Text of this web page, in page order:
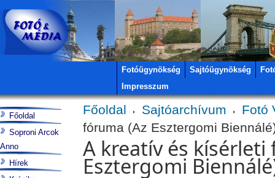
Fotóügynökség Sajtóügynökség
Impresszum
Főoldal Sajtóarchívum
Fotó
fóruma (Az Esztergomi
A kreatív és
Esztergomi
Főoldal
Soproni Arcok
Anno
Hírek